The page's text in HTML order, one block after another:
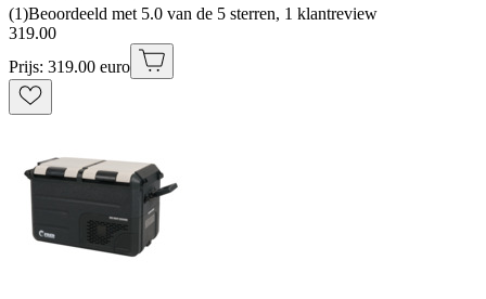
(1)Beoordeeld met 5.0 van de 5 sterren, 1 klantreview
319.00
Prijs: 319.00 euro